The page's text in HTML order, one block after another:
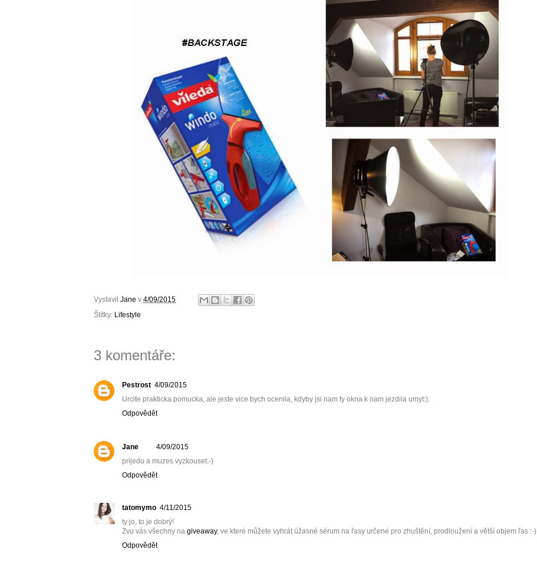
Vystavil Jane v 4/09/2015
Štítky: Lifestyle
3 komentáře:
Pestrost 4/09/2015
Urcite prakticka pomucka, ale jeste vice bych ocenila, kdyby jsi nam ty okna k nam jezdila umyt:).
Odpovědět
Jane
4/09/2015
prijedu a muzes vyzkouset:-)
Odpovědět
tatomymo 4/11/2015
ty jo, to je dobrý!
Zvu vás všechny na giveaway, ve které můžete vyhrát úžasné sérum na řasy určené pro zhuštění, prodloužení a větší objem řas :-).
Odpovědět